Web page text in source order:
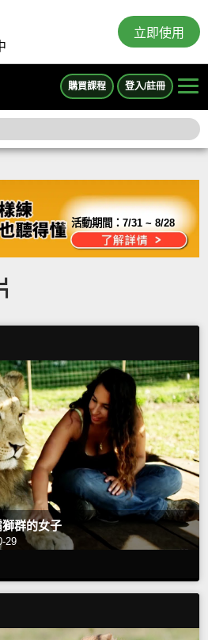
立即使用
購買課程 登入/註冊
活動期間：7/31 ~ 8/28
群的女子
29